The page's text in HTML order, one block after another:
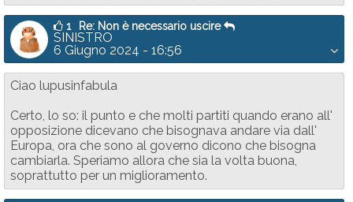
1 Re: Non è necessario uscire
SINISTRO
6 Giugno 2024 - 16:56
Ciao lupusinfabula
Certo, lo so: il punto e che molti partiti quando erano all'
opposizione dicevano che bisognava andare via dall'
Europa, ora che sono al governo dicono che bisogna
cambiarla. Speriamo allora che sia la volta buona,
soprattutto per un miglioramento.